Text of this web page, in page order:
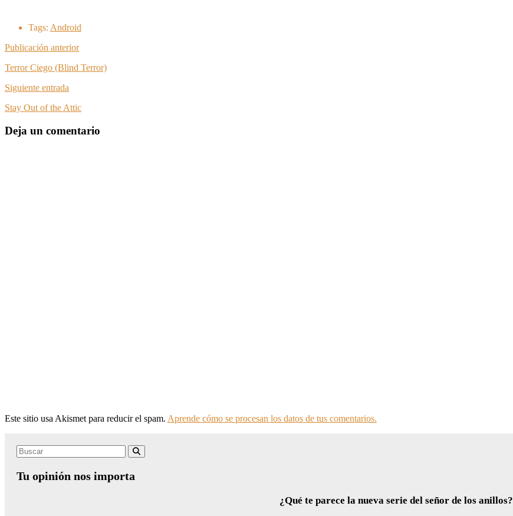
Tags: Android
Publicación anterior
Terror Ciego (Blind Terror)
Siguiente entrada
Stay Out of the Attic
Deja un comentario
Este sitio usa Akismet para reducir el spam. Aprende cómo se procesan los datos de tus comentarios.
Search
Tu opinión nos importa
¿Qué te parece la nueva serie del señor de los anillos?